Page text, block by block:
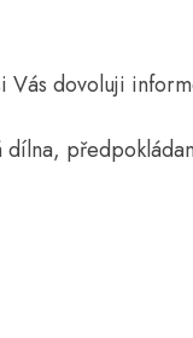
dovoluji